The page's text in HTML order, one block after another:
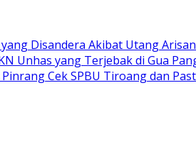
Disandera Akibat Utang
Unhas yang Terjebak di Gua
Cek SPBU Tiroang dan